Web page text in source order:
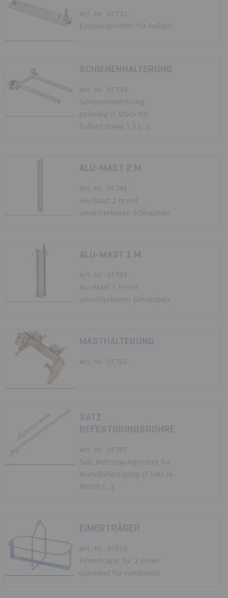
Art.-Nr. 01732
Einstellspindeln für Fußteil
SCHIENENHALTERUNG
Art.-Nr. 01734
Schienenhalterung
gelenkig (1 Stück für
Fußteil sowie 1 S [...]
ALU-MAST 2 M
Art.-Nr. 01748
Alu-Mast 2 m mit
unverlierbaren Schrauben
ALU-MAST 1 M
Art.-Nr. 01749
Alu-Mast 1 m mit
unverlierbaren Schrauben
MASTHALTERUNG
Art.-Nr. 01765
SATZ
BEFESTIGUNGSROHRE
Art.-Nr. 01787
Satz Befestigungsrohre für
Wandbefestigung (1 Satz je
Masth [...]
EIMERTRÄGER
Art.-Nr. 01810
Eimerträger für 2 Eimer
(passend für rund/oval)